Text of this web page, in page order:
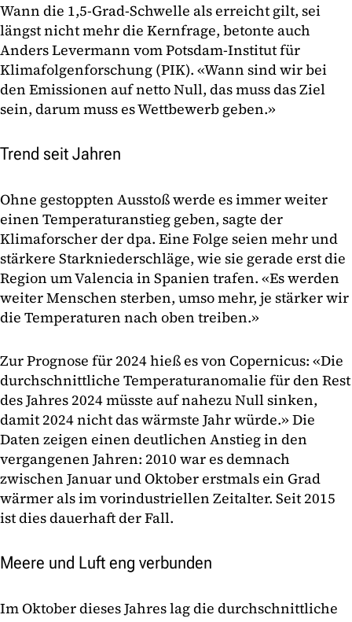
Wann die 1,5-Grad-Schwelle als erreicht gilt, sei
längst nicht mehr die Kernfrage, betonte auch
Anders Levermann vom Potsdam-Institut für
Klimafolgenforschung (PIK). «Wann sind wir bei
den Emissionen auf netto Null, das muss das Ziel
sein, darum muss es Wettbewerb geben.»
Trend seit Jahren
Ohne gestoppten Ausstoß werde es immer weiter
einen Temperaturanstieg geben, sagte der
Klimaforscher der dpa. Eine Folge seien mehr und
stärkere Starkniederschläge, wie sie gerade erst die
Region um Valencia in Spanien trafen. «Es werden
weiter Menschen sterben, umso mehr, je stärker wir
die Temperaturen nach oben treiben.»
Zur Prognose für 2024 hieß es von Copernicus: «Die
durchschnittliche Temperaturanomalie für den Rest
des Jahres 2024 müsste auf nahezu Null sinken,
damit 2024 nicht das wärmste Jahr würde.» Die
Daten zeigen einen deutlichen Anstieg in den
vergangenen Jahren: 2010 war es demnach
zwischen Januar und Oktober erstmals ein Grad
wärmer als im vorindustriellen Zeitalter. Seit 2015
ist dies dauerhaft der Fall.
Meere und Luft eng verbunden
Im Oktober dieses Jahres lag die durchschnittliche